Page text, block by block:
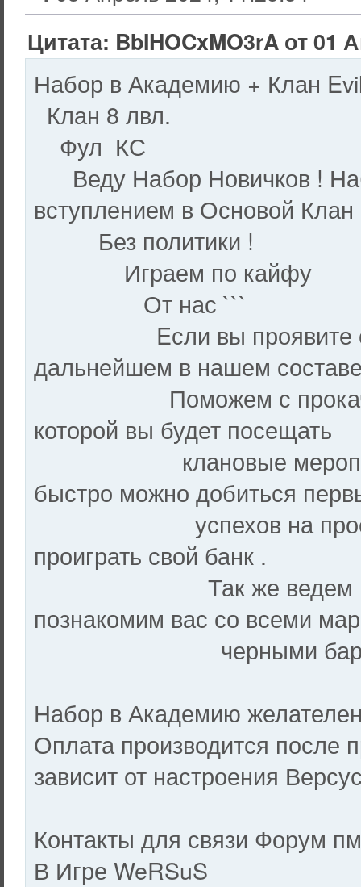
Цитата: BbIHOCxMO3rA от 01
Набор в Академию + Клан
Клан 8 лвл.
Фул КС
Веду Набор Новичков !
вступлением в Основой Клан
Без политики !
Играем по кайфу
От нас ```
Eсли вы проявите себя
дальнейшем в нашем
Поможем с прокачкой
которой вы будет посещать
клановые
быстро можно добиться
успехов на проекте .
проиграть свой банк .
Так же ведем в
познакомим вас со всеми
черными
Набор в Академию
Оплата производится после
зависит от настроения
Контакты для связи Форум пм
В Игре WeRSuS